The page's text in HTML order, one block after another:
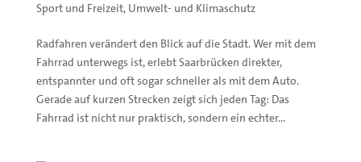
Sport und Freizeit, Umwelt- und Klimaschutz
Radfahren verändert den Blick auf die Stadt. Wer mit dem
Fahrrad unterwegs ist, erlebt Saarbrücken direkter,
entspannter und oft sogar schneller als mit dem Auto.
Gerade auf kurzen Strecken zeigt sich jeden Tag: Das
Fahrrad ist nicht nur praktisch, sondern ein echter...